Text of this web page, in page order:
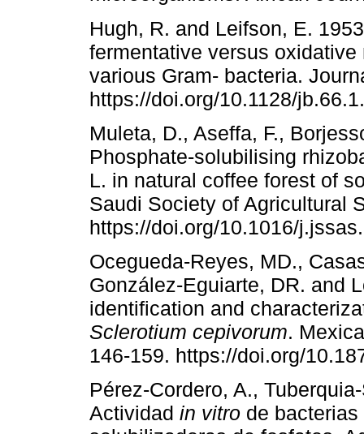
Hugh, R. and Leifson, E.
fermentative versus
various Gram- bacteria.
https://doi.org/10.1128/
Muleta, D., Aseffa, F.,
Phosphate-solubilising
L. in natural coffee forest of
Saudi Society of Agricultural
https://doi.org/10.1016/
Ocegueda-Reyes, MD.,
González-Eguiarte, DR. and
identification and
Sclerotium cepivorum.
146-159. https://doi.org/
Pérez-Cordero, A.,
Actividad in vitro de